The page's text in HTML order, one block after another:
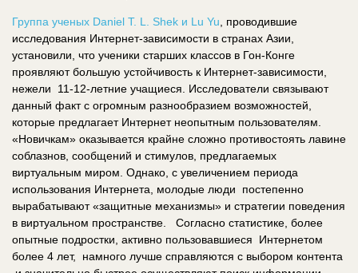
Группа ученых Daniel T. L. Shek и Lu Yu , проводившие
исследования Интернет-зависимости в странах Азии,
установили, что ученики старших классов в Гон-Конге
проявляют большую устойчивость к Интернет-зависимости,
нежели 11-12-летние учащиеся. Исследователи связывают
данный факт с огромным разнообразием возможностей,
которые предлагает Интернет неопытным пользователям.
«Новичкам» оказывается крайне сложно противостоять лавине
соблазнов, сообщений и стимулов, предлагаемых
виртуальным миром. Однако, с увеличением периода
использования Интернета, молодые люди постепенно
вырабатывают «защитные механизмы» и стратегии поведения
в виртуальном пространстве. Согласно статистике, более
опытные подростки, активно пользовавшиеся Интернетом
более 4 лет, намного лучше справляются с выбором контента